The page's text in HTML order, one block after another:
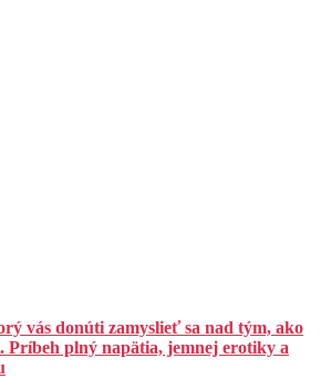
vás donúti zamyslieť sa nad tým, ako
Príbeh plný napätia, jemnej erotiky a